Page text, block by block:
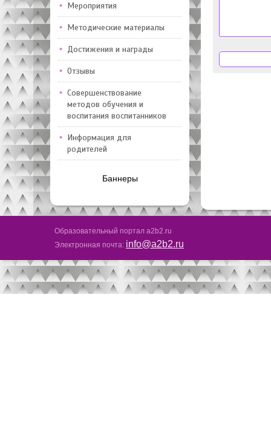
Мероприятия
Методические материалы
Достижения и награды
Отзывы
Совершенствование
методов обучения и
воспитания воспитанников
Информация для
родителей
Баннеры
Образовательный портал a2b2.ru
Электронная почта: info@a2b2.ru